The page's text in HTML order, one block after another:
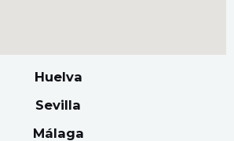
Huelva
Sevilla
Málaga